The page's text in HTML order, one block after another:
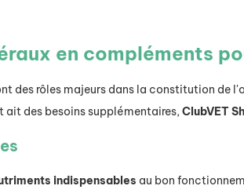
en compléments
des rôles majeurs dans la constitution
ait des besoins supplémentaires, ClubVET
indispensables au bon